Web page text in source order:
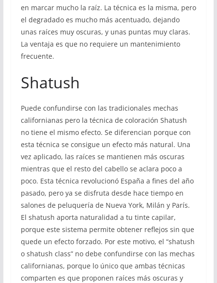
en marcar mucho la raíz. La técnica es la misma, pero
el degradado es mucho más acentuado, dejando
unas raíces muy oscuras, y unas puntas muy claras.
La ventaja es que no requiere un mantenimiento
frecuente.
Shatush
Puede confundirse con las tradicionales mechas
californianas pero la técnica de coloración Shatush
no tiene el mismo efecto. Se diferencian porque con
esta técnica se consigue un efecto más natural. Una
vez aplicado, las raíces se mantienen más oscuras
mientras que el resto del cabello se aclara poco a
poco. Esta técnica revolucionó España a fines del año
pasado, pero ya se disfruta desde hace tiempo en
salones de peluquería de Nueva York, Milán y París.
El shatush aporta naturalidad a tu tinte capilar,
porque este sistema permite obtener reflejos sin que
quede un efecto forzado. Por este motivo, el “shatush
o shatush class” no debe confundirse con las mechas
californianas, porque lo único que ambas técnicas
comparten es que proponen raíces más oscuras y